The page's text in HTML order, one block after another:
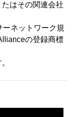
はその関連会社
ネットワーク規
の登録商標